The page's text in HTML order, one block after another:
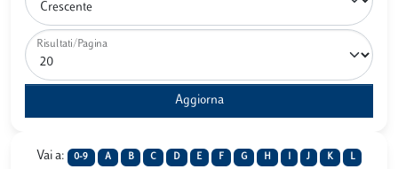
Risultati/Pagina
Vai a: 0-9 A B C D E F G H J K L